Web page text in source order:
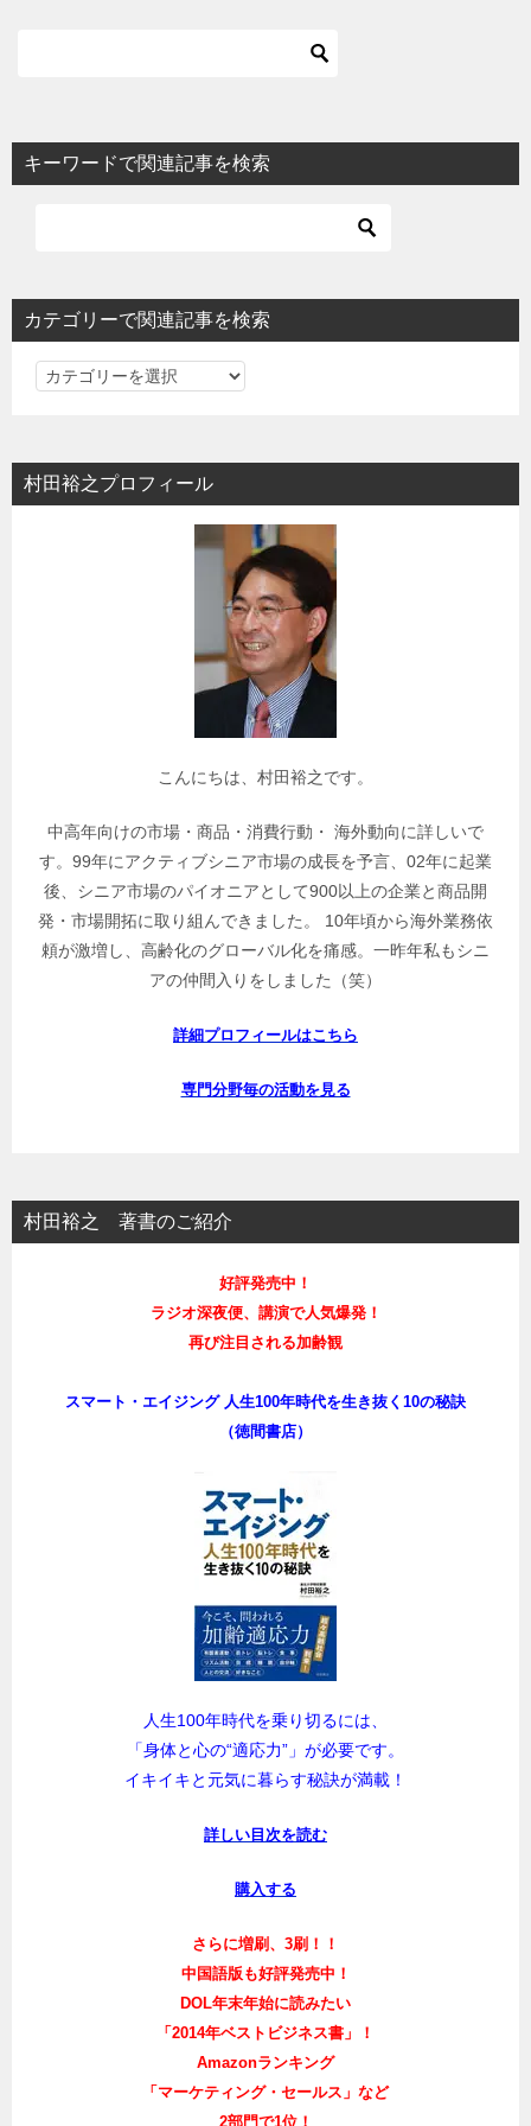
キーワードで関連記事を検索
カテゴリーで関連記事を検索
カ
リ
ー
村田裕之プロフィール
こんにちは、村田裕之です。
中高年向けの市場・商品・消費行動・ 海外動向に詳しいで
す。99年にアクティブシニア市場の成長を予言、02年に起業
後、シニア市場のパイオニアとして900以上の企業と商品開
発・市場開拓に取り組んできました。 10年頃から海外業務依
頼が激増し、高齢化のグローバル化を痛感。一昨年私もシニ
アの仲間入りをしました（笑）
詳細プロフィールはこちら
専門分野毎の活動を見る
村田裕之 著書のご紹介
好評発売中！
ラジオ深夜便、講演で人気爆発！
再び注目される加齢観
スマート・エイジング 人生100年時代を生き抜く10の秘訣
（徳間書店）
人生100年時代を乗り切るには、
「身体と心の“適応力”」が必要です。
イキイキと元気に暮らす秘訣が満載！
詳しい目次を読む
購入する
さらに増刷、3刷！！
中国語版も好評発売中！
DOL年末年始に読みたい
「2014年ベストビジネス書」！
Amazonランキング
「マーケティング・セールス」など
2部門で1位！